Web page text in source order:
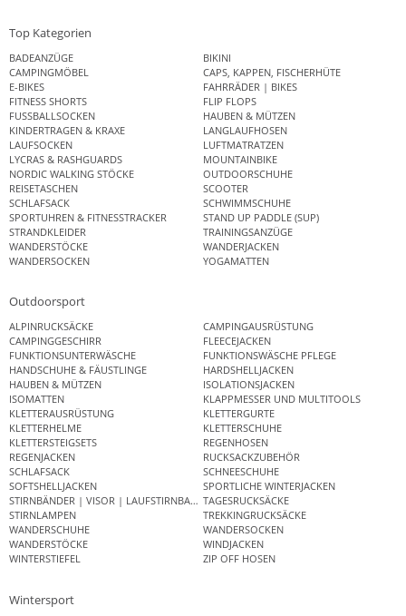
Top Kategorien
BADEANZÜGE
BIKINI
CAMPINGMÖBEL
CAPS, KAPPEN, FISCHERHÜTE
E-BIKES
FAHRRÄDER | BIKES
FITNESS SHORTS
FLIP FLOPS
FUSSBALLSOCKEN
HAUBEN & MÜTZEN
KINDERTRAGEN & KRAXE
LANGLAUFHOSEN
LAUFSOCKEN
LUFTMATRATZEN
LYCRAS & RASHGUARDS
MOUNTAINBIKE
NORDIC WALKING STÖCKE
OUTDOORSCHUHE
REISETASCHEN
SCOOTER
SCHLAFSACK
SCHWIMMSCHUHE
SPORTUHREN & FITNESSTRACKER
STAND UP PADDLE (SUP)
STRANDKLEIDER
TRAININGSANZÜGE
WANDERSTÖCKE
WANDERJACKEN
WANDERSOCKEN
YOGAMATTEN
Outdoorsport
ALPINRUCKSÄCKE
CAMPINGAUSRÜSTUNG
CAMPINGGESCHIRR
FLEECEJACKEN
FUNKTIONSUNTERWÄSCHE
FUNKTIONSWÄSCHE PFLEGE
HANDSCHUHE & FÄUSTLINGE
HARDSHELLJACKEN
HAUBEN & MÜTZEN
ISOLATIONSJACKEN
ISOMATTEN
KLAPPMESSER UND MULTITOOLS
KLETTERAUSRÜSTUNG
KLETTERGURTE
KLETTERHELME
KLETTERSCHUHE
KLETTERSTEIGSETS
REGENHOSEN
REGENJACKEN
RUCKSACKZUBEHÖR
SCHLAFSACK
SCHNEESCHUHE
SOFTSHELLJACKEN
SPORTLICHE WINTERJACKEN
STIRNBÄNDER | VISOR | LAUFSTIRNBANDTAGESRUCKSÄCKE
STIRNLAMPEN
TREKKINGRUCKSÄCKE
WANDERSCHUHE
WANDERSOCKEN
WANDERSTÖCKE
WINDJACKEN
WINTERSTIEFEL
ZIP OFF HOSEN
Wintersport